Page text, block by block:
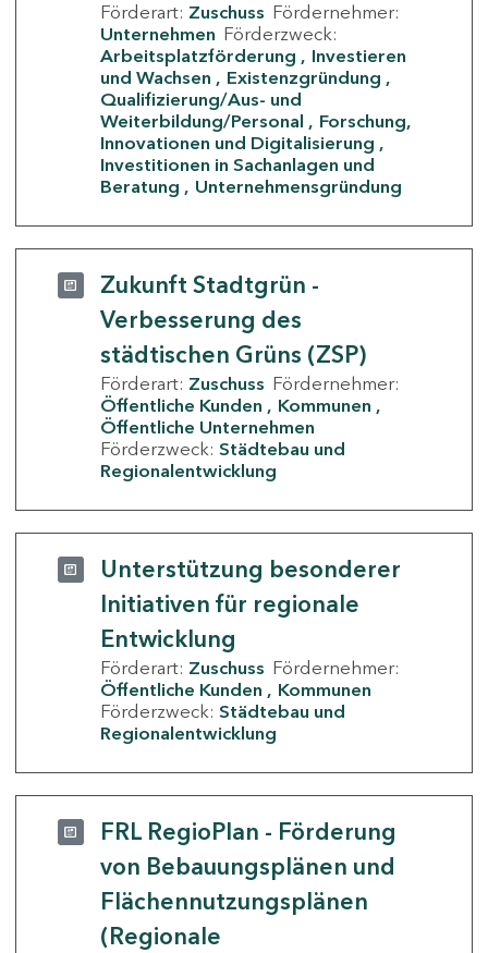
Förderart: Zuschuss Fördernehmer:
Unternehmen Förderzweck:
Arbeitsplatzförderung
Investieren
und Wachsen
Existenzgründung
Qualifizierung/Aus- und
Weiterbildung/Personal
Forschung,
Innovationen und Digitalisierung
Investitionen in Sachanlagen und
Beratung
Unternehmensgründung
Zukunft Stadtgrün -
Verbesserung des
städtischen Grüns (ZSP)
Förderart: Zuschuss Fördernehmer:
Öffentliche Kunden
Kommunen
Öffentliche Unternehmen
Förderzweck: Städtebau und
Regionalentwicklung
Unterstützung besonderer
Initiativen für regionale
Entwicklung
Förderart: Zuschuss Fördernehmer:
Öffentliche Kunden
Kommunen
Förderzweck: Städtebau und
Regionalentwicklung
FRL RegioPlan - Förderung
von Bebauungsplänen und
Flächennutzungsplänen
(Regionale